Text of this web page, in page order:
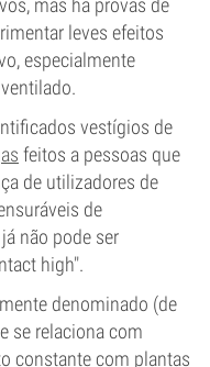
mas há provas de
leves efeitos
especialmente
vestígios de
feitos a pessoas que
de utilizadores de
de
não pode ser
high".
denominado (de
se relaciona com
constante com plantas